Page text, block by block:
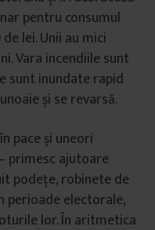
pentru consumul
lei. Unii au mici
Vara incendiile sunt
sunt inundate rapid
și se revarsă.
pace și uneori
ajutoare
podețe, robinete de
perioade electorale,
lor. În aritmetica